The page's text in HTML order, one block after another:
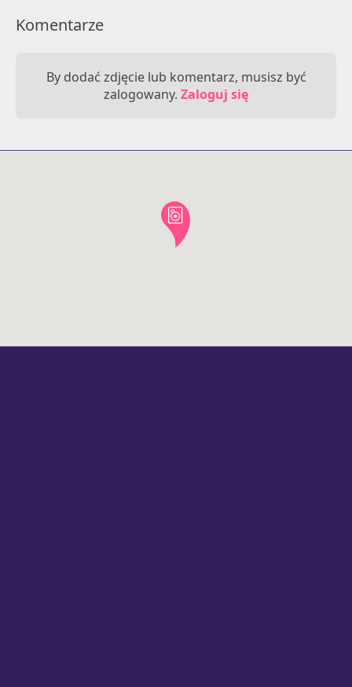
Komentarze
By dodać zdjęcie lub komentarz, musisz być
zalogowany. Zaloguj się